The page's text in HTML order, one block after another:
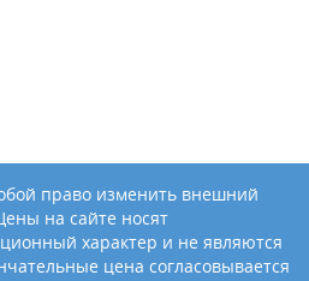
право изменить внешний
на сайте носят
характер и не являются
цена согласовывается